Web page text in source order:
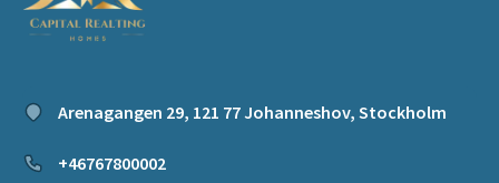
Arenagangen 29, 121 77 Johanneshov, Stockholm
+46767800002